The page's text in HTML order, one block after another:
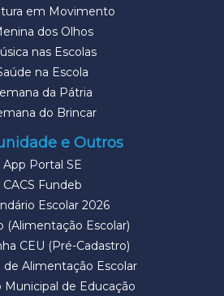
em Movimento
dos Olhos
nas Escolas
na Escola
da Pátria
do Brincar
e Outros
App Portal SE
CACS Fundeb
Escolar 2026
(Alimentação Escolar)
CEU (Pré-Cadastro)
de Alimentação Escolar
Municipal de Educação